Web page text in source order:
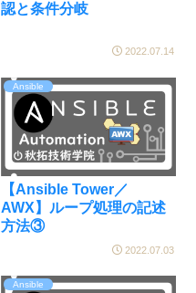
認と条件分岐
2022.07.14
Ansible
【Ansible Tower／
AWX】ループ処理の記述
方法③
2022.07.03
Ansible